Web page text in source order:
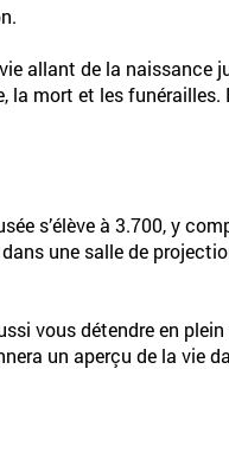
allant de la naissance
la mort et les
s’élève à 3.700, y
une salle de
vous détendre en
un aperçu de la vie